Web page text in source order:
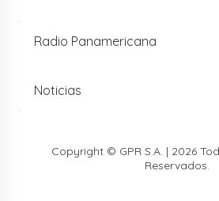
Radio Panamericana
Noticias
Copyright © GPR S.A. | 2026
Reservados.